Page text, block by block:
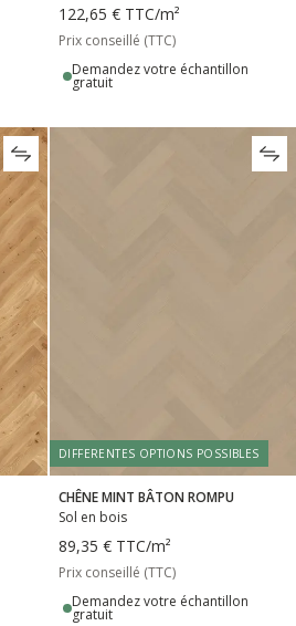
122,65 € TTC/m²
Prix conseillé (TTC)
Demandez votre échantillon
gratuit
DIFFERENTES OPTIONS POSSIBLES
CHÊNE MINT BÂTON ROMPU
Sol en bois
89,35 € TTC/m²
Prix conseillé (TTC)
Demandez votre échantillon
gratuit